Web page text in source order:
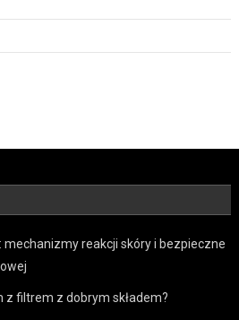
mechanizmy reakcji skóry i bezpieczne
z filtrem z dobrym składem?